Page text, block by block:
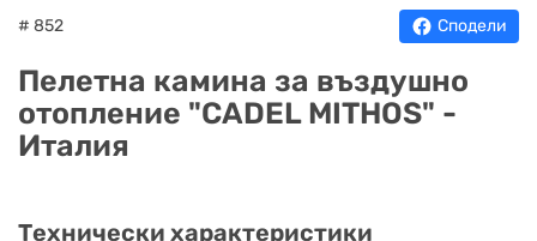
# 852 Сподели
Пелетна камина за въздушно
отопление "CADEL MITHOS" -
Италия
Технически характеристики